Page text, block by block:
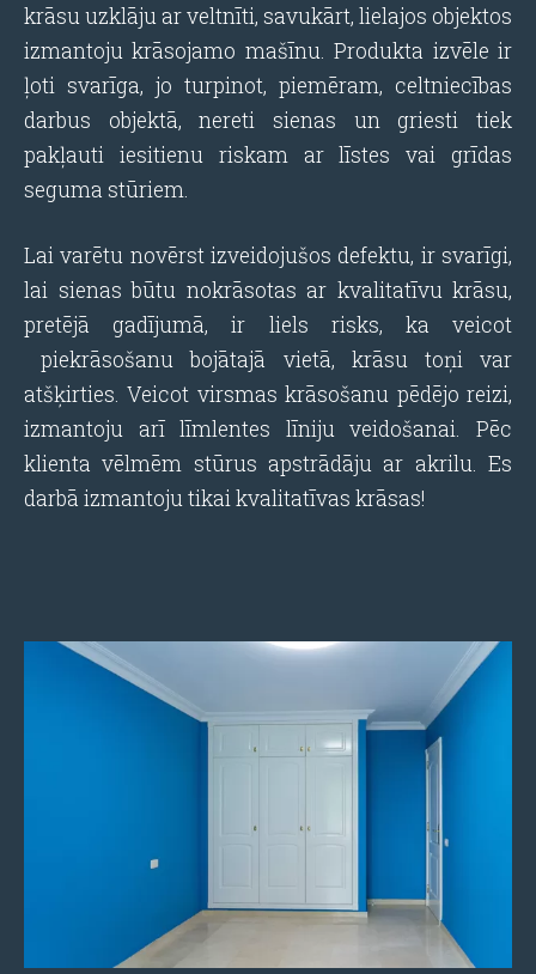
krāsu uzklāju ar veltnīti, savukārt, lielajos objektos
izmantoju krāsojamo mašīnu. Produkta izvēle ir
ļoti svarīga, jo turpinot, piemēram, celtniecības
darbus objektā, nereti sienas un griesti tiek
pakļauti iesitienu riskam ar līstes vai grīdas
seguma stūriem.
Lai varētu novērst izveidojušos defektu, ir svarīgi,
lai sienas būtu nokrāsotas ar kvalitatīvu krāsu,
pretējā gadījumā, ir liels risks, ka veicot
piekrāsošanu bojātajā vietā, krāsu toņi var
atšķirties. Veicot virsmas krāsošanu pēdējo reizi,
izmantoju arī līmlentes līniju veidošanai. Pēc
klienta vēlmēm stūrus apstrādāju ar akrilu. Es
darbā izmantoju tikai kvalitatīvas krāsas!